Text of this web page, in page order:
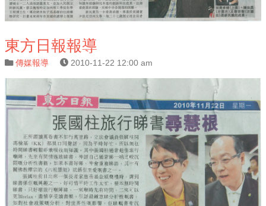
東方日報報導
傳媒報導 2010-11-22 12:00 am